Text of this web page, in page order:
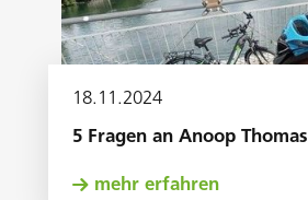
18. 11 .2024
5 Fragen an Anoop Thomas
mehr erfahren